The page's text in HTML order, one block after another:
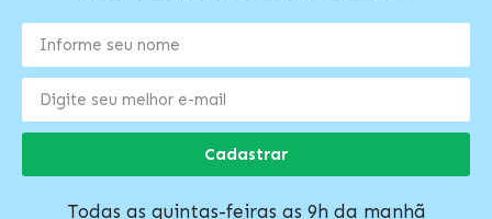
Cadastrar
Todas as quintas-feiras as 9h da manhã